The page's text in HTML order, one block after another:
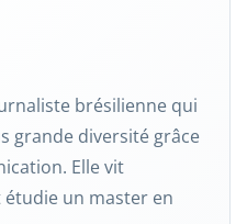
brésilienne qui
grande diversité grâce
Elle vit
un master en